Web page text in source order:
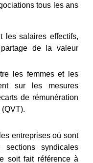
tous les ans
les salaires effectifs,
de la valeur
les femmes et les
sur les mesures
de rémunération
entreprises où sont
syndicales
soit fait référence à